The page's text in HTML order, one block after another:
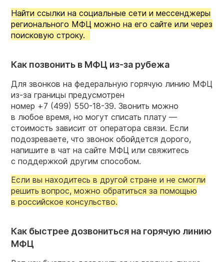
Найти ссылки на социальные сети и мессенджеры
регионального МФЦ можно на его сайте или через
поисковую строку.
Как позвонить в МФЦ из-за рубежа
Для звонков на федеральную горячую линию МФЦ
из-за границы предусмотрен
номер +7 (499) 550-18-39. Звонить можно
в любое время, но могут списать плату —
стоимость зависит от оператора связи. Если
подозреваете, что звонок обойдется дорого,
напишите в чат на сайте МФЦ или свяжитесь
с поддержкой другим способом.
Если вы находитесь в другой стране и не смогли
решить вопрос, можно обратиться за помощью
в российское консульство.
Как быстрее дозвониться на горячую линию
МФЦ